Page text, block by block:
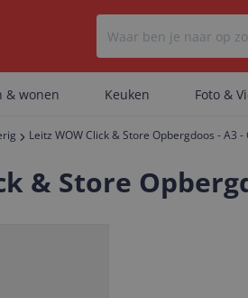
& wonen Keuken Foto &
Leitz WOW Click & Store Opbergdoos - A3 -
& Store